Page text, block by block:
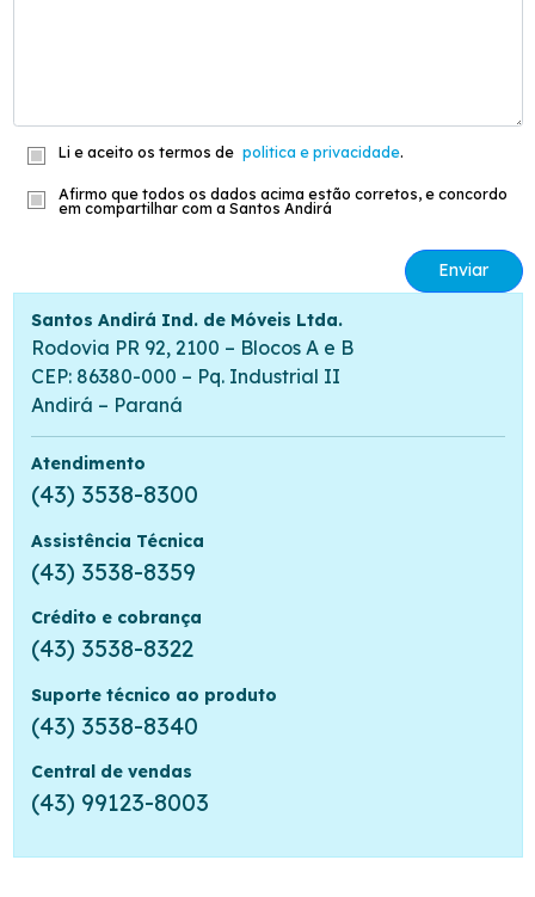
Li e aceito os termos de politica e privacidade.
Afirmo que todos os dados acima estão corretos, e concordo
em compartilhar com a Santos Andirá
Enviar
Santos Andirá Ind. de Móveis Ltda.
Rodovia PR 92, 2100 – Blocos A e B
CEP: 86380-000 – Pq. Industrial II
Andirá – Paraná
Atendimento
(43) 3538-8300
Assistência Técnica
(43) 3538-8359
Crédito e cobrança
(43) 3538-8322
Suporte técnico ao produto
(43) 3538-8340
Central de vendas
(43) 99123-8003